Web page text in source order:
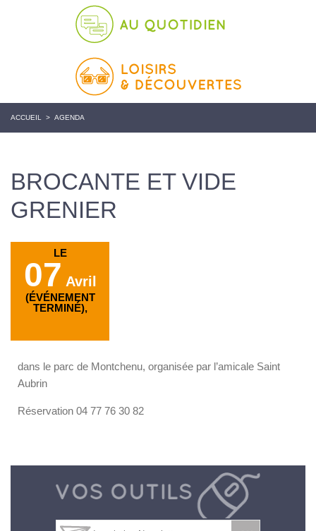
ACCUEIL > AGENDA
BROCANTE ET VIDE
GRENIER
LE
07 Avril
(ÉVÉNEMENT
TERMINÉ),
dans le parc de Montchenu, organisée par l’amicale Saint
Aubrin
Réservation 04 77 76 30 82